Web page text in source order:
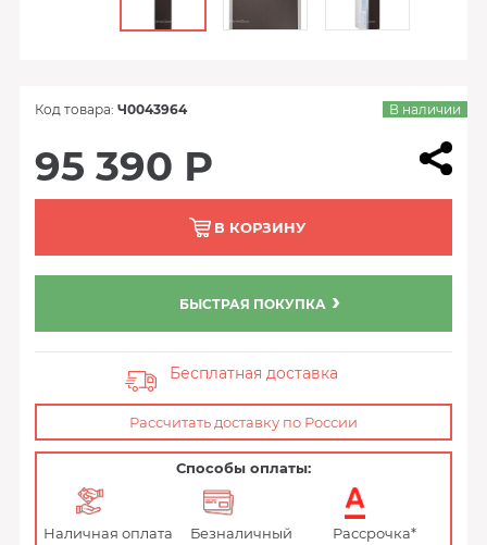
Код товара: Ч0043964 В наличии
95 390 Р
В КОРЗИНУ
БЫСТРАЯ ПОКУПКА
Бесплатная доставка
Рассчитать доставку по России
Способы оплаты:
Наличная оплата
Безналичный
Рассрочка*